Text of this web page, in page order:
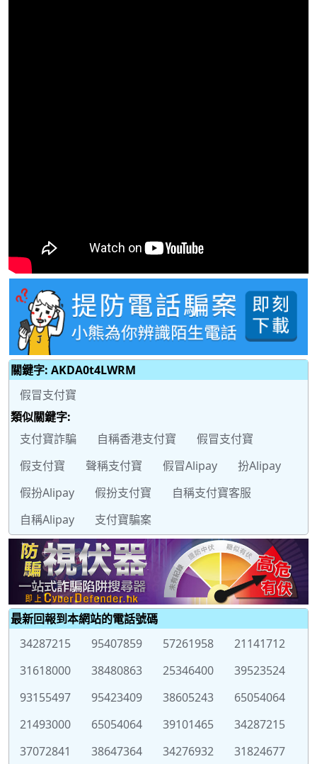
關鍵字: AKDA0t4LWRM
假冒支付寶
類似關鍵字:
支付寶詐騙
自稱香港支付寶
假冒支付寶
假支付寶
聲稱支付寶 假冒Alipay
扮Alipay
假扮Alipay
假扮支付寶
自稱支付寶客服
自稱Alipay
支付寶騙案
最新回報到本網站的電話號碼
34287215
95407859 57261958
21141712
31618000
38480863 25346400
39523524
93155497
95423409 38605243
65054064
21493000
65054064 39101465
34287215
37072841
38647364 34276932 31824677